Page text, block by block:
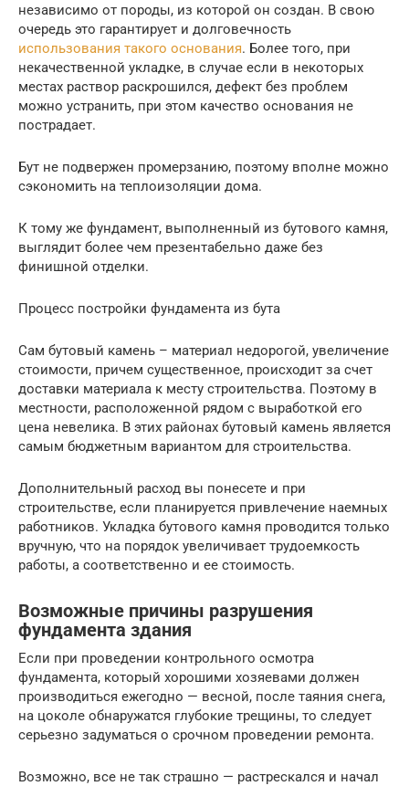
независимо от породы, из которой он создан. В свою
очередь это гарантирует и долговечность
использования такого основания. Более того, при
некачественной укладке, в случае если в некоторых
местах раствор раскрошился, дефект без проблем
можно устранить, при этом качество основания не
пострадает.
Бут не подвержен промерзанию, поэтому вполне можно
сэкономить на теплоизоляции дома.
К тому же фундамент, выполненный из бутового камня,
выглядит более чем презентабельно даже без
финишной отделки.
Процесс постройки фундамента из бута
Сам бутовый камень – материал недорогой, увеличение
стоимости, причем существенное, происходит за счет
доставки материала к месту строительства. Поэтому в
местности, расположенной рядом с выработкой его
цена невелика. В этих районах бутовый камень является
самым бюджетным вариантом для строительства.
Дополнительный расход вы понесете и при
строительстве, если планируется привлечение наемных
работников. Укладка бутового камня проводится только
вручную, что на порядок увеличивает трудоемкость
работы, а соответственно и ее стоимость.
Возможные причины разрушения
фундамента здания
Если при проведении контрольного осмотра
фундамента, который хорошими хозяевами должен
производиться ежегодно — весной, после таяния снега,
на цоколе обнаружатся глубокие трещины, то следует
серьезно задуматься о срочном проведении ремонта.
Возможно, все не так страшно — растрескался и начал